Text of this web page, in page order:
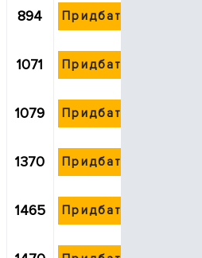
894 Придбати
1071 Придбати
1079 Придбати
1370 Придбати
1465 Придбати